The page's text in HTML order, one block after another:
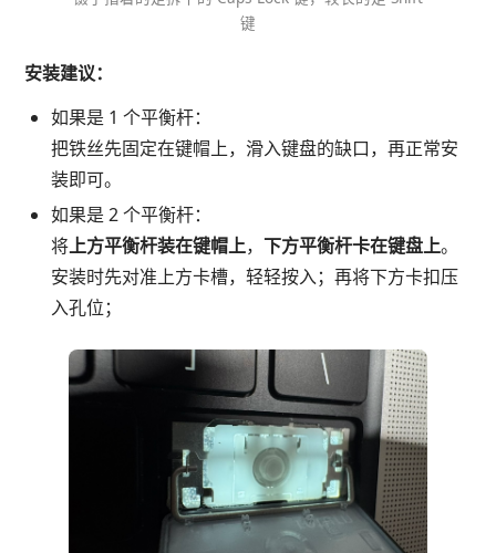
键
安装建议：
如果是 1 个平衡杆：
把铁丝先固定在键帽上，滑入键盘的缺口，再正常安
装即可。
如果是 2 个平衡杆：
将上方平衡杆装在键帽上，下方平衡杆卡在键盘上。
安装时先对准上方卡槽，轻轻按入；再将下方卡扣压
入孔位；